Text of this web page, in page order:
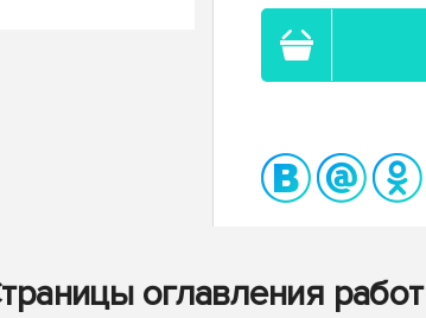
оглавления